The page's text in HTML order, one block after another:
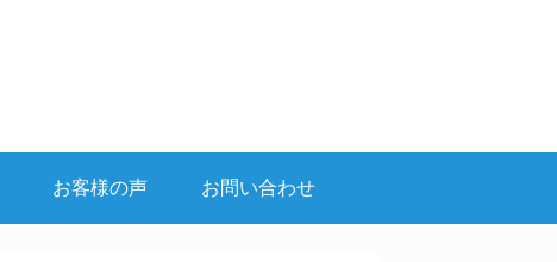
お客様の声 お問い合わせ